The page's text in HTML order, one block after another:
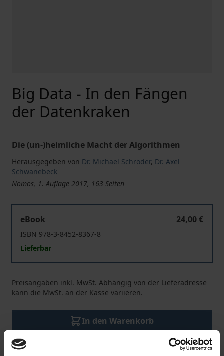
Big Data - In den Fängen
der Datenkraken
Die (un-)heimliche Macht der Algorithmen
Herausgegeben von Dr. Michael Schröder, Dr. Axel
Schwanebeck
Nomos, 1. Auflage 2017, 163 Seiten
eBook
24,00 €
ISBN 978-3-8452-8367-8
Lieferbar
Preisangaben inkl. MwSt. Abhängig von der Lieferadresse
kann die MwSt. an der Kasse variieren.
In den Warenkorb
Zur Wunschliste hinzufügen
Hinweise zu Versandkosten